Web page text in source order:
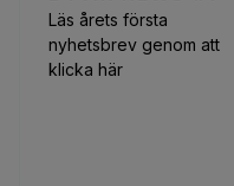
Läs årets första
nyhetsbrev genom att
klicka här